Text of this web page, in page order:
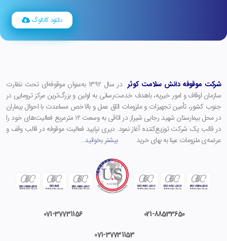
دانلود کاتالوگ
شرکت موقوفه دانش سلامت کوثر
در سال ۱۳۹۲ به‌عنوان موقوفه‌ای تحت نظارت
سازمان اوقاف و امور خیریه، باهدف خدمت‌رسانی به اولین و بزرگ‌ترین مرکز ترومایی در
جنوب کشور، تأمین تجهیزات و ملزومات اتاق عمل و بالاخص مساعدت با احوال بیماران
در محل بیمارستان شهید رجایی شیراز در اتاقی به وسعت ۱۲ مترمربع فعالیت‌های خود را
در قالب یک شرکت توزیع‌کننده آغاز نمود. دیری نپایید فعالیت موقوفه در قالب وقف و
عرضه‌ی ملزومات عینا به بهای خریدبیشتر بخوانید…
021-88533650
071-37731156
071-37731153